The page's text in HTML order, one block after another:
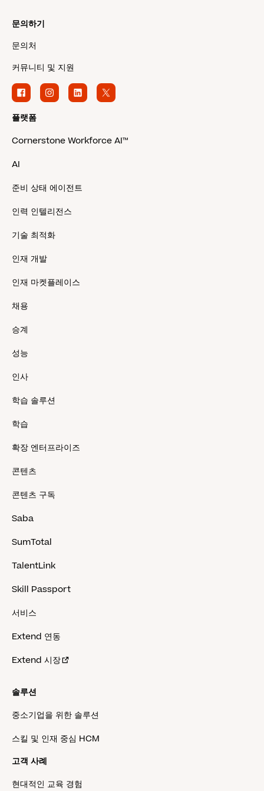
문의하기
문의처
커뮤니티 및 지원
플랫폼
Cornerstone Workforce AI™
AI
준비 상태 에이전트
인력 인텔리전스
기술 최적화
인재 개발
인재 마켓플레이스
채용
승계
성능
인사
학습 솔루션
학습
확장 엔터프라이즈
콘텐츠
콘텐츠 구독
Saba
SumTotal
TalentLink
Skill Passport
서비스
Extend 연동
Extend 시장
솔루션
중소기업을 위한 솔루션
스킬 및 인재 중심 HCM
고객 사례
현대적인 교육 경험